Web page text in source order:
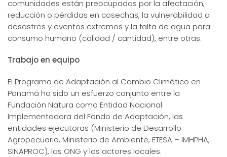
comunidades están preocupadas por la afectación,
reducción o pérdidas en cosechas, la vulnerabilidad a
desastres y eventos extremos y la falta de agua para
consumo humano (calidad / cantidad), entre otras.
Trabajo en equipo
El Programa de Adaptación al Cambio Climático en
Panamá ha sido un esfuerzo conjunto entre la
Fundación Natura como Entidad Nacional
Implementadora del Fondo de Adaptación, las
entidades ejecutoras (Ministerio de Desarrollo
Agropecuario, Ministerio de Ambiente, ETESA – IMHPHA,
SINAPROC), las ONG y los actores locales.